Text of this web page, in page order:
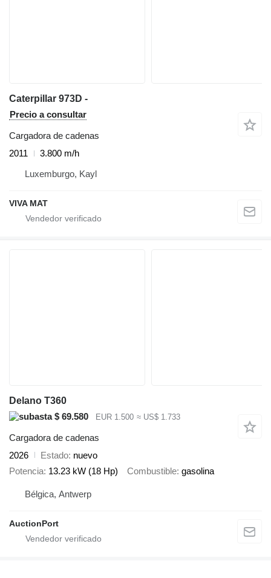
Caterpillar 973D -
Precio a consultar
Cargadora de cadenas
2011
3.800 m/h
Luxemburgo, Kayl
VIVA MAT
Delano T360
$ 69.580
EUR 1.500 ≈ US$ 1.733
Cargadora de cadenas
2026
Estado nuevo
Potencia 13.23 kW (18 Hp) Combustible gasolina
Bélgica, Antwerp
AuctionPort